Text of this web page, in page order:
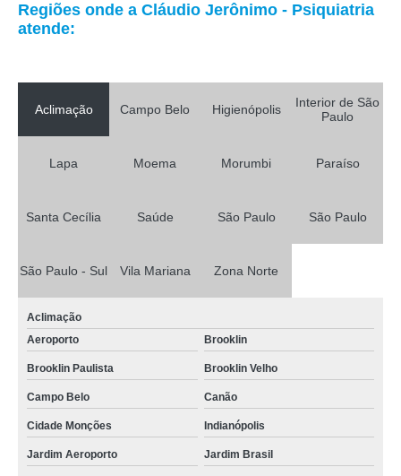
Regiões onde a Cláudio Jerônimo - Psiquiatria
atende:
Aclimação Campo Belo Higienópolis
Interior de São
Paulo
Lapa Moema Morumbi Paraíso
Santa Cecília Saúde São Paulo São Paulo
São Paulo - Sul Vila Mariana Zona Norte
Aclimação
Aeroporto
Brooklin
Brooklin Paulista Brooklin Velho
Campo Belo Canão
Cidade Monções Indianópolis
Jardim Aeroporto Jardim Brasil